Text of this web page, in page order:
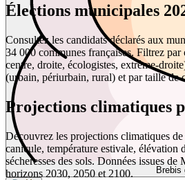
Brebis
Élections municipales
Consultez les candidats déclarés aux
34 000 communes françaises. Filtrez
centre, droite, écologistes, extrême-
(urbain, périurbain, rural) et par taille de
Projections climatiques
Découvrez les projections climatiques
canicule, température estivale, élévation
sécheresses des sols. Données issues
horizons 2030, 2050 et 2100.